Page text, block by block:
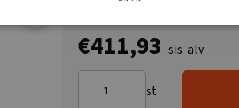
€411,93 sis. alv
st